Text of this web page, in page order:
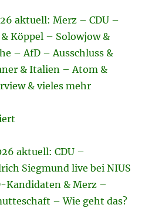
aktuell: Merz – CDU –
Köppel – Solowjow &
– AfD – Ausschluss &
& Italien – Atom &
& vieles mehr
aktuell: CDU –
Siegmund live bei NIUS
Kandidaten & Merz –
– Wie geht das?